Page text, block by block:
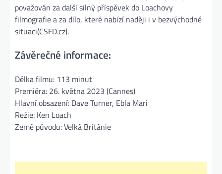
považován za další silný příspěvek do Loachovy
filmografie a za dílo, které nabízí naději i v bezvýchodné
situaci​(CSFD.cz).
Závěrečné informace:
Délka filmu: 113 minut
Premiéra: 26. května 2023 (Cannes)
Hlavní obsazení: Dave Turner, Ebla Mari
Režie: Ken Loach
Země původu: Velká Británie